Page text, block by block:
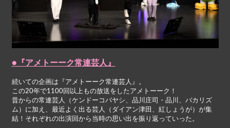
●『アメトーーク常連芸人』
続いての企画は『アメトーーク常連芸人』。
この20年で1100回以上もの放送をしたアメトーーク！
昔からの常連芸人（ケンドーコバヤシ、品川庄司・品川、バカリズ
ム）に加え、最近よく出る芸人（ダイアン津田、紅しょうが）が集
結！それぞれの出演回から当時の思い出を振り返っていった。